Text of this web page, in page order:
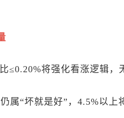
≤0.20%将强化看涨逻辑，
属“坏就是好”，4.5%以上